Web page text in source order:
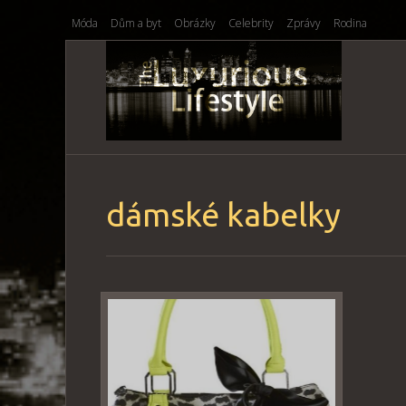
Móda Dům a byt Obrázky Celebrity Zprávy Rodina
dámské kabelky